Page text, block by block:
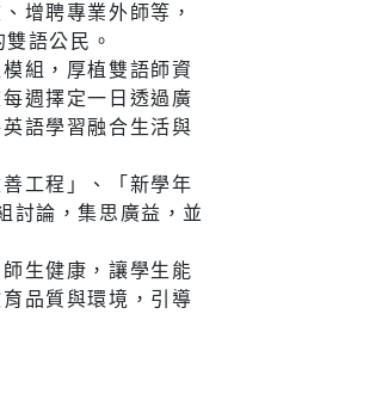
增聘專業外師等，
語公民。
組，厚植雙語師資
週擇定一日透過廣
語學習融合生活與
工程」、「新學年
討論，集思廣益，並
生健康，讓學生能
品質與環境，引導